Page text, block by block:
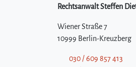
Rechtsanwalt Steffen
Wiener Straße 7
10999 Berlin-Kreuzberg
030 / 609 857 413